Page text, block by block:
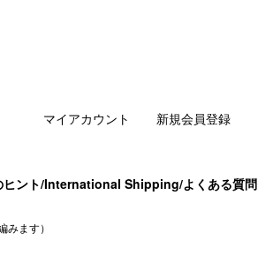
ヒント/International Shipping/よくある質問
マイアカウント 新規会員登録
ます）